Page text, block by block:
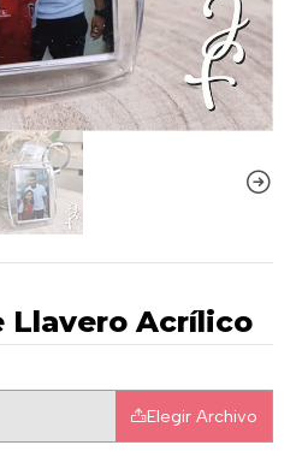
Llavero Acrílico
Elegir Archivo